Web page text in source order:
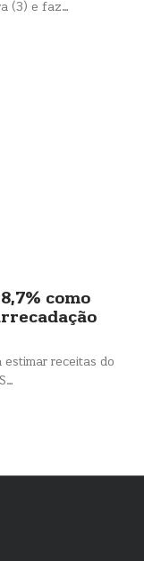
(3) e faz…
como
estimar receitas do